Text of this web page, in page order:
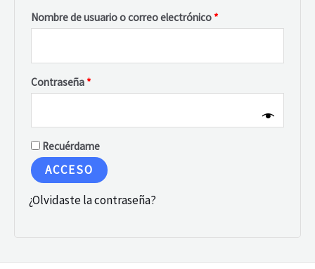
Nombre de usuario o correo electrónico *
Contraseña *
Recuérdame
ACCESO
¿Olvidaste la contraseña?